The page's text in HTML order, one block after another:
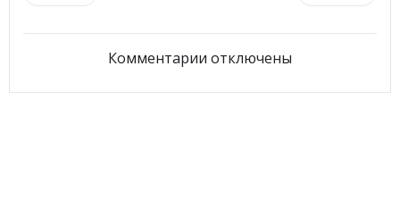
по
записям
по
записям
Комментарии отключены